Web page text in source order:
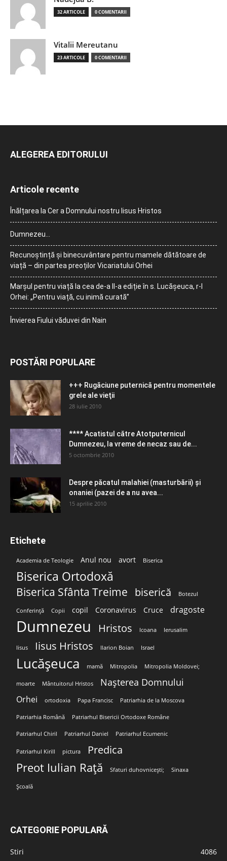
32 ARTICOLE 0 COMENTARII
Vitalii Mereutanu
23 ARTICOLE 0 COMENTARII
ALEGEREA EDITORULUI
Articole recente
Înălțarea la Cer a Domnului nostru Iisus Hristos
Dumnezeu…
Recunoștință și binecuvântare pentru mamele dătătoare de
viață – din partea preoților Vicariatului Orhei
Marșul pentru viață la cea de-a II-a ediție în s. Lucășeuca, r-l
Orhei: „Pentru viață, cu inimă curată”
Învierea Fiului văduvei din Nain
POSTĂRI POPULARE
+++ Rugăciune puternică pentru momentele
grele ale vieţii
28 iulie 2010
**** Acatistul către Atotputernicul
Dumnezeu, la vreme de necaz sau de...
5 octombrie 2010
Despre păcatul malahiei (masturbării) şi
onaniei (pazei de a nu avea...
15 aprilie 2010
Etichete
Academia de Teologie Anul nou avort Biserica
Biserica Ortodoxă
Biserica Sfânta Treime biserică Botezul
Conferință Copii copil Coronavirus Cruce dragoste
Dumnezeu Hristos Icoana Ierusalim
Iisus Iisus Hristos Ilarion Boian Israel
Lucășeuca mamă Mitropolia Mitropolia Moldovei;
moarte Mântuitorul Hristos Nașterea Domnului
Orhei ortodoxia Papa Francisc Patriarhia de la Moscova
Patriarhia Română Patriarhul Bisericii Ortodoxe Române
Patriarhul Chiril Patriarhul Daniel Patriarhul Ecumenic
Patriarhul Kirill pictura Predica
Preot Iulian Rață Sfaturi duhovnicești; Sinaxa
Școală
CATEGORIE POPULARĂ
Stiri
4086